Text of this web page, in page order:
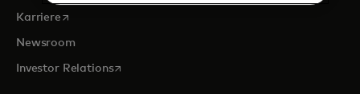
Karrierewird in einer neuen Registerkarte geöffnet
Newsroom
Investor Relationswird in einer neuen Registerkarte geöffnet